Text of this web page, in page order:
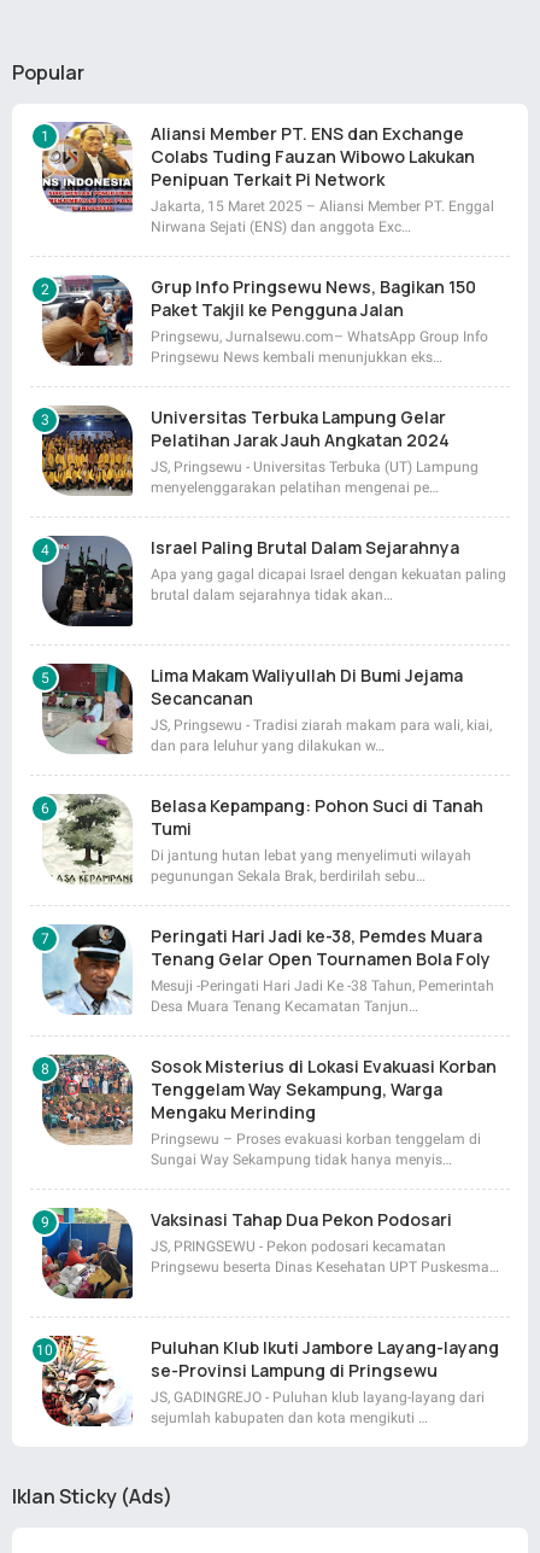
Popular
Aliansi Member PT. ENS dan Exchange
Colabs Tuding Fauzan Wibowo Lakukan
Penipuan Terkait Pi Network
Jakarta, 15 Maret 2025 – Aliansi Member PT. Enggal
Nirwana Sejati (ENS) dan anggota Exc…
Grup Info Pringsewu News, Bagikan 150
Paket Takjil ke Pengguna Jalan
Pringsewu, Jurnalsewu.com– WhatsApp Group Info
Pringsewu News kembali menunjukkan eks…
Universitas Terbuka Lampung Gelar
Pelatihan Jarak Jauh Angkatan 2024
JS, Pringsewu - Universitas Terbuka (UT) Lampung
menyelenggarakan pelatihan mengenai pe…
Israel Paling Brutal Dalam Sejarahnya
Apa yang gagal dicapai Israel dengan kekuatan paling
brutal dalam sejarahnya tidak akan…
Lima Makam Waliyullah Di Bumi Jejama
Secancanan
JS, Pringsewu - Tradisi ziarah makam para wali, kiai,
dan para leluhur yang dilakukan w…
Belasa Kepampang: Pohon Suci di Tanah
Tumi
Di jantung hutan lebat yang menyelimuti wilayah
pegunungan Sekala Brak, berdirilah sebu…
Peringati Hari Jadi ke-38, Pemdes Muara
Tenang Gelar Open Tournamen Bola Foly
Mesuji -Peringati Hari Jadi Ke -38 Tahun, Pemerintah
Desa Muara Tenang Kecamatan Tanjun…
Sosok Misterius di Lokasi Evakuasi Korban
Tenggelam Way Sekampung, Warga
Mengaku Merinding
Pringsewu – Proses evakuasi korban tenggelam di
Sungai Way Sekampung tidak hanya menyis…
Vaksinasi Tahap Dua Pekon Podosari
JS, PRINGSEWU - Pekon podosari kecamatan
Pringsewu beserta Dinas Kesehatan UPT Puskesma…
Puluhan Klub Ikuti Jambore Layang-layang
se-Provinsi Lampung di Pringsewu
JS, GADINGREJO - Puluhan klub layang-layang dari
sejumlah kabupaten dan kota mengikuti …
Iklan Sticky (Ads)